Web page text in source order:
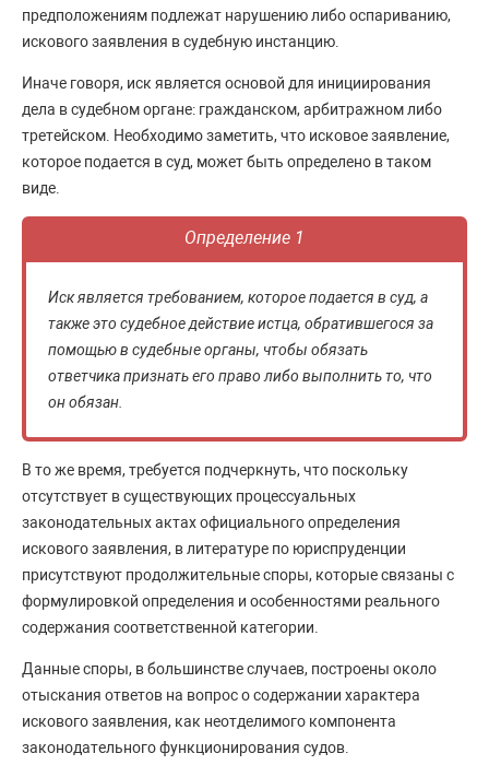
предположениям подлежат нарушению либо оспариванию,
искового заявления в судебную инстанцию.
Иначе говоря, иск является основой для инициирования
дела в судебном органе: гражданском, арбитражном либо
третейском. Необходимо заметить, что исковое заявление,
которое подается в суд, может быть определено в таком
виде.
Определение 1
Иск является требованием, которое подается в суд, а
также это судебное действие истца, обратившегося за
помощью в судебные органы, чтобы обязать
ответчика признать его право либо выполнить то, что
он обязан.
В то же время, требуется подчеркнуть, что поскольку
отсутствует в существующих процессуальных
законодательных актах официального определения
искового заявления, в литературе по юриспруденции
присутствуют продолжительные споры, которые связаны с
формулировкой определения и особенностями реального
содержания соответственной категории.
Данные споры, в большинстве случаев, построены около
отыскания ответов на вопрос о содержании характера
искового заявления, как неотделимого компонента
законодательного функционирования судов.